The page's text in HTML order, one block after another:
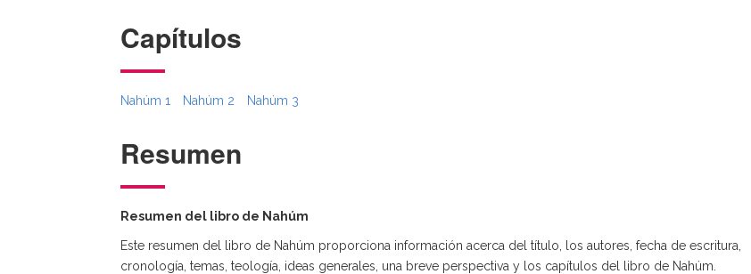
Capítulos
Nahúm 1 Nahúm 2 Nahúm 3
Resumen
Resumen del libro de Nahúm
Este resumen del libro de Nahúm proporciona información acerca del título, los autores, fecha de escritura,
cronología, temas, teología, ideas generales, una breve perspectiva y los capítulos del libro de Nahúm.